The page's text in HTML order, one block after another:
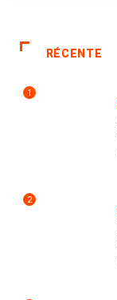
RÉCENTE
1
2